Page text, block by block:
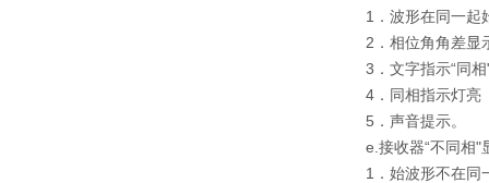
1．波形在同一起
2．相位角角差显
3．文字指示“同
4．同相指示灯亮
5．声音提示。
e.接收器“不同相"
1．始波形不在同